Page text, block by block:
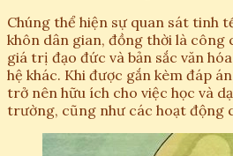
Chúng thể hiện sự quan sát tinh
khôn dân gian, đồng thời là
giá trị đạo đức và bản sắc văn
hệ khác. Khi được gắn kèm đáp
trở nên hữu ích cho việc học và
trường, cũng như các hoạt động